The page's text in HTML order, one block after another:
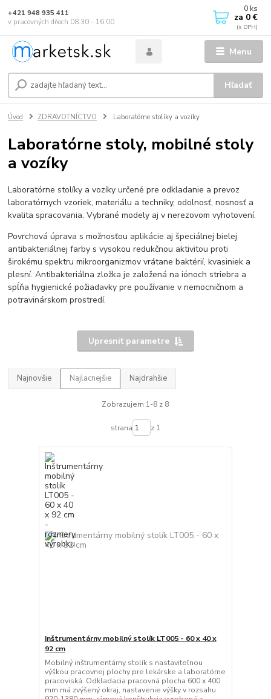
Menu
Hľadať
+421 948 935 411
v pracovných dňoch 08.30 - 16.00
0 ks
za 0 €
Úvod ZDRAVOTNÍCTVO Laboratórne stolíky a vozíky
Laboratórne stoly, mobilné stoly
a vozíky
Laboratórne stolíky a vozíky určené pre odkladanie a prevoz
laboratórnych vzoriek, materiálu a techniky, odolnosť, nosnosť a
kvalita spracovania. Vybrané modely aj v nerezovom vyhotovení.
Povrchová úprava s možnosťou aplikácie aj špeciálnej bielej
antibakteriálnej farby s vysokou redukčnou aktivitou proti
širokému spektru mikroorganizmov vrátane baktérií, kvasiniek a
plesní. Antibakteriálna zložka je založená na iónoch striebra a
spĺňa hygienické požiadavky pre používanie v nemocničnom a
potravinárskom prostredí.
Upresniť parametre
Najnovšie Najlacnejšie Najdrahšie
Zobrazujem 1-8 z 8
strana z 1
Inštrumentárny mobilný stolík LT005 - 60 x 40 x
92 cm
Mobilný inštrumentárny stolík s nastaviteľnou
výškou pracovnej plochy pre lekárske a laboratórne
pracoviská. Odkladacia pracovná plocha 600 x 400
mm má zvýšený okraj, nastavenie výšky v rozsahu